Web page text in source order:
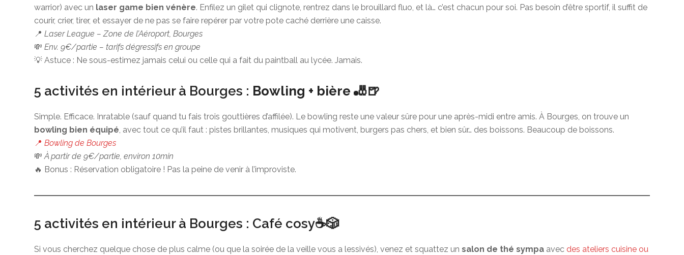
warrior) avec un laser game bien vénère. Enfilez un gilet qui clignote, rentrez dans le brouillard fluo, et là… c’est chacun pour soi. Pas besoin d’être sportif, il suffit de
courir, crier, tirer, et essayer de ne pas se faire repérer par votre pote caché derrière une caisse.
📍Laser League – Zone de l’Aéroport, Bourges
💸Env. 9€/partie – tarifs dégressifs en groupe
💡 Astuce : Ne sous-estimez jamais celui ou celle qui a fait du paintball au lycée. Jamais.
5 activités en intérieur à Bourges : Bowling + bière🎳🍺
Simple. Efficace. Inratable (sauf quand tu fais trois gouttières d’affilée). Le bowling reste une valeur sûre pour une après-midi entre amis. À Bourges, on trouve un
bowling bien équipé, avec tout ce qu’il faut : pistes brillantes, musiques qui motivent, burgers pas chers, et bien sûr… des boissons. Beaucoup de boissons.
📍Bowling de Bourges
💸À partir de 9€/partie, environ 10min
🔥 Bonus : Réservation obligatoire ! Pas la peine de venir à l’improviste.
5 activités en intérieur à Bourges : Café cosy☕🎲
Si vous cherchez quelque chose de plus calme (ou que la soirée de la veille vous a lessivés), venez et squattez unsalon de thé sympa avec des ateliers cuisine ou